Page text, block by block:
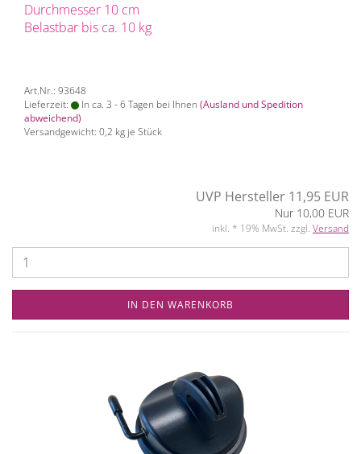
Durchmesser 10 cm
Belastbar bis ca. 10 kg
Art.Nr.: 93648
Lieferzeit:
In ca. 3 - 6 Tagen bei Ihnen (Ausland und Spedition
abweichend)
Versandgewicht: 0,2 kg je Stück
UVP Hersteller 11,95 EUR
Nur 10,00 EUR
inkl. * 19% MwSt. zzgl. Versand
IN DEN WARENKORB